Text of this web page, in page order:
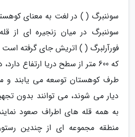
سوننبرگ ( ) در لغت به معنای
سوننبرگ در میان زنجیره ای از
فورآرلبرگ ( ) اتریش جای گرفته
که 600 متر از سطح دریا ارتفاع
طرف کوهستان توسعه می یابند و
دیار می شوند، می توانند بدون
به همه قله های اطراف صعود
منطقه مجموعه ای از چندین